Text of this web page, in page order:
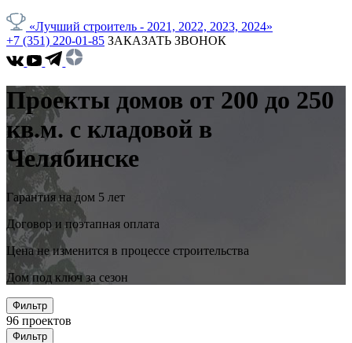
«Лучший строитель - 2021, 2022, 2023, 2024»
+7 (351) 220-01-85 ЗАКАЗАТЬ ЗВОНОК
Проекты домов от 200 до 250
кв.м. с кладовой в
Челябинске
Гарантия на дом 5 лет
Договор и поэтапная оплата
Цена не изменится в процессе строительства
Дом под ключ за сезон
Фильтр
96 проектов
Фильтр